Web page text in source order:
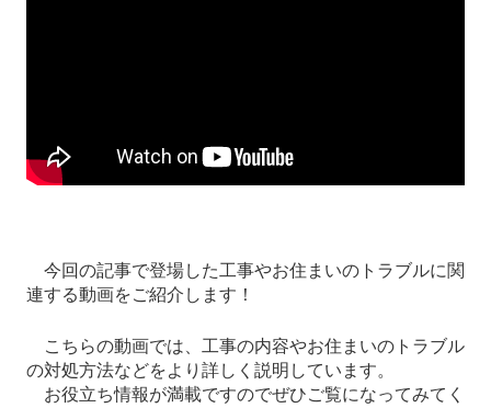
今回の記事で登場した工事やお住まいのトラブルに関
連する動画をご紹介します！
こちらの動画では、工事の内容やお住まいのトラブル
の対処方法などをより詳しく説明しています。
お役立ち情報が満載ですのでぜひご覧になってみてく